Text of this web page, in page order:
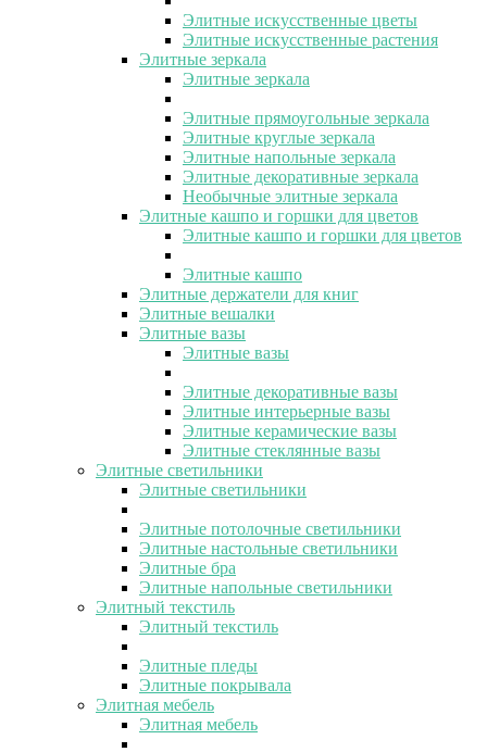
Элитные искусственные цветы
Элитные искусственные растения
Элитные зеркала
Элитные зеркала
Элитные прямоугольные зеркала
Элитные круглые зеркала
Элитные напольные зеркала
Элитные декоративные зеркала
Необычные элитные зеркала
Элитные кашпо и горшки для цветов
Элитные кашпо и горшки для цветов
Элитные кашпо
Элитные держатели для книг
Элитные вешалки
Элитные вазы
Элитные вазы
Элитные декоративные вазы
Элитные интерьерные вазы
Элитные керамические вазы
Элитные стеклянные вазы
Элитные светильники
Элитные светильники
Элитные потолочные светильники
Элитные настольные светильники
Элитные бра
Элитные напольные светильники
Элитный текстиль
Элитный текстиль
Элитные пледы
Элитные покрывала
Элитная мебель
Элитная мебель